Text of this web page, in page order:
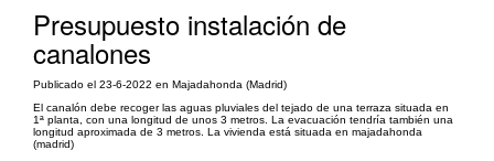
Presupuesto instalación de
canalones
Publicado el 23-6-2022 en Majadahonda (Madrid)
El canalón debe recoger las aguas pluviales del tejado de una terraza situada en
1ª planta, con una longitud de unos 3 metros. La evacuación tendría también una
longitud aproximada de 3 metros. La vivienda está situada en majadahonda
(madrid)